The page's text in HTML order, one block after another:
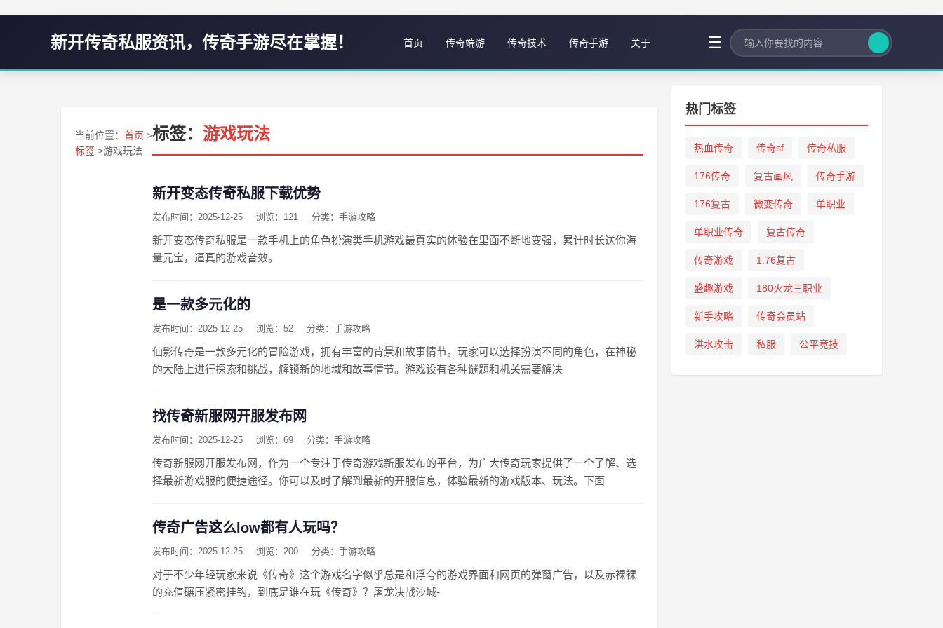
新开传奇私服资讯，传奇手游尽在掌握！ 首页 传奇端游 传奇技术 传奇手游 关于 ☰
当前位置： 首页 >
标签 >游戏玩法
标签：游戏玩法
新开变态传奇私服下载优势
发布时间：2025-12-25 浏览：121 分类：手游攻略
新开变态传奇私服是一款手机上的角色扮演类手机游戏最真实的体验在里面不断地变强，累计时长送你海
量元宝，逼真的游戏音效。
是一款多元化的
发布时间：2025-12-25 浏览：52 分类：手游攻略
仙影传奇是一款多元化的冒险游戏，拥有丰富的背景和故事情节。玩家可以选择扮演不同的角色，在神秘
的大陆上进行探索和挑战，解锁新的地域和故事情节。游戏设有各种谜题和机关需要解决
找传奇新服网开服发布网
发布时间：2025-12-25 浏览：69 分类：手游攻略
传奇新服网开服发布网，作为一个专注于传奇游戏新服发布的平台，为广大传奇玩家提供了一个了解、选
择最新游戏服的便捷途径。你可以及时了解到最新的开服信息，体验最新的游戏版本、玩法。下面
传奇广告这么low都有人玩吗？
发布时间：2025-12-25 浏览：200 分类：手游攻略
对于不少年轻玩家来说《传奇》这个游戏名字似乎总是和浮夸的游戏界面和网页的弹窗广告，以及赤裸裸
的充值碾压紧密挂钩，到底是谁在玩《传奇》？屠龙决战沙城-
热门标签
热血传奇 传奇sf 传奇私服
176传奇 复古画风 传奇手游
176复古 微变传奇 单职业
单职业传奇 复古传奇
传奇游戏 1.76复古
盛趣游戏 180火龙三职业
新手攻略 传奇会员站
洪水攻击 私服 公平竞技